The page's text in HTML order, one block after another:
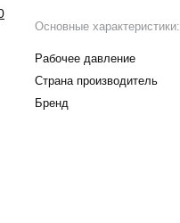
Основные характеристики:
Рабочее давление
Страна производитель
Бренд